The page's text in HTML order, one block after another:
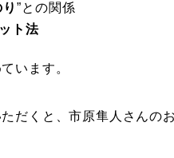
”との関係
ト法
います。
だくと、市原隼人さんの